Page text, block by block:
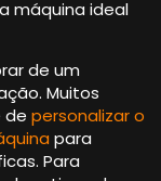
máquina ideal
de um
Muitos
de personalizar o
para
Para